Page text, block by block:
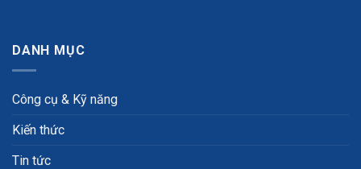
DANH MỤC
Công cụ & Kỹ năng
Kiến thức
Tin tức